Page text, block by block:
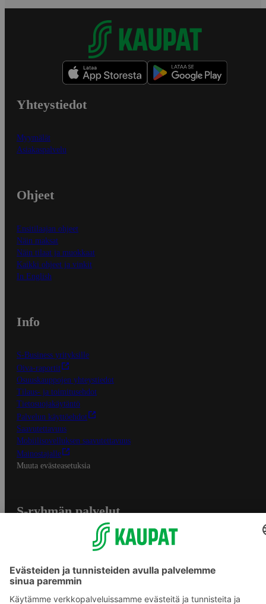
Yhteystiedot
Myymälät
Asiakaspalvelu
Ohjeet
Ensitilaajan ohjeet
Näin maksat
Näin tilaat ja muokkaat
Kaikki ohjeet ja vinkit
In English
Info
S-Business yrityksille
Oiva-raportit
Osuuskauppojen yhteystiedot
Tilaus- ja toimitusehdot
Tietosuojakäytäntö
Palvelun käyttöehdot
Saavutettavuus
Mobiilisovelluksen saavutettavuus
Mainostajalle
Muuta evästeasetuksia
S-ryhmän palvelut
Yhteishyvä Ruoka -sovellus
S-ostoslista -sovellus
Prisma.fi